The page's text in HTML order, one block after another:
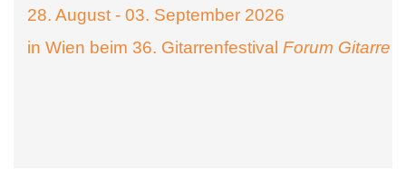
28. August - 03. September 2026
in Wien beim 36. Gitarrenfestival Forum Gitarre